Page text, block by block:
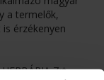
a termelők,
érzékenyen
Zrt.